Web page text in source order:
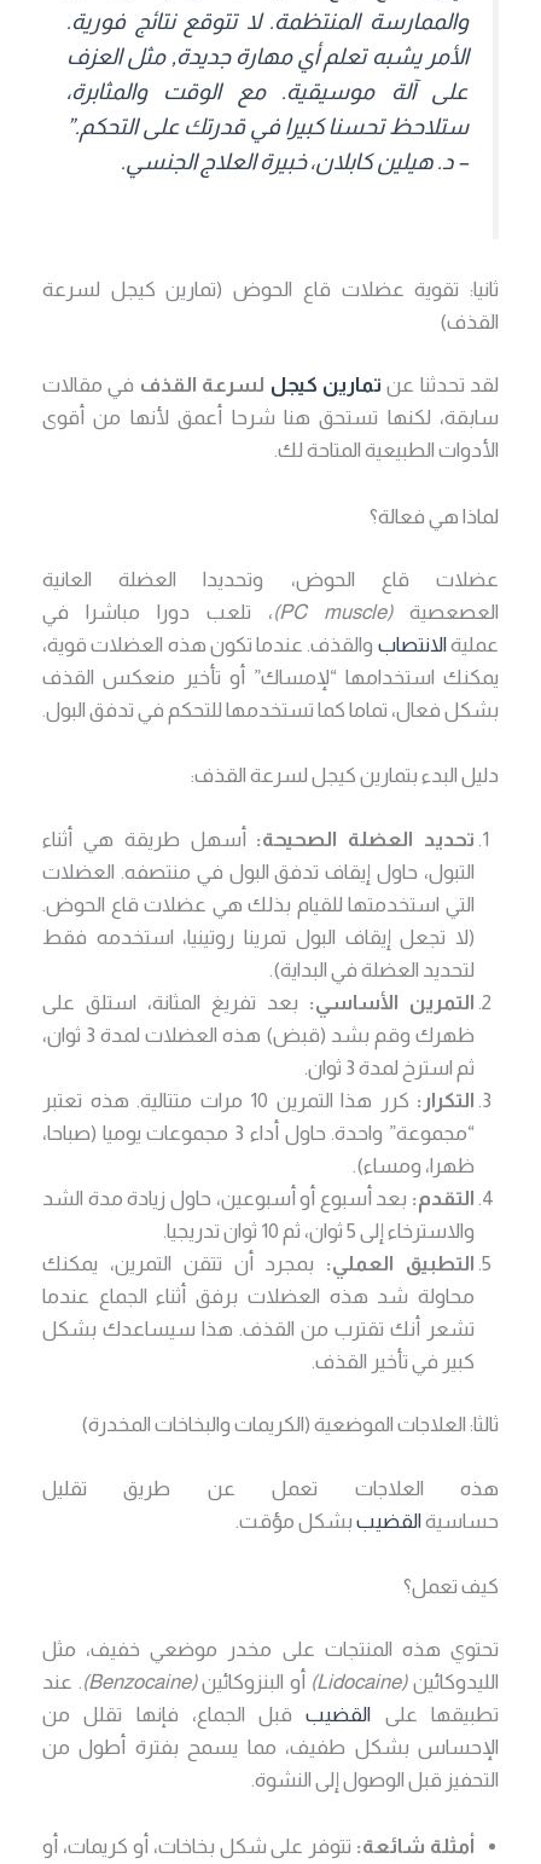
والممارسة المنتظمة. لا تتوقع نتائج فورية.
الأمر يشبه تعلم أي مهارة جديدة, مثل العزف
على آلة موسيقية. مع الوقت والمثابرة،
ستلاحظ تحسنا كبيرا في قدرتك على التحكم.”
– د. هيلين كابلان، خبيرة العلاج الجنسي.
ثانيا: تقوية عضلات قاع الحوض (تمارين كيجل لسرعة
القذف)
لقد تحدثنا عن تمارين كيجل لسرعة القذف في مقالات
سابقة، لكنها تستحق هنا شرحا أعمق لأنها من أقوى
الأدوات الطبيعية المتاحة لك.
لماذا هي فعالة؟
عضلات قاع الحوض، وتحديدا العضلة العانية
العصعصية(PC muscle)
، تلعب دورا مباشرا في
عمليةالانتصاب والقذف. عندما تكون هذه العضلات قوية،
يمكنك استخدامها “لإمساك” أو تأخير منعكس القذف
بشكل فعال، تماما كما تستخدمها للتحكم في تدفق البول.
دليل البدء بتمارين كيجل لسرعة القذف:
تحديد العضلة الصحيحة: أسهل طريقة هي أثناء
التبول، حاول إيقاف تدفق البول في منتصفه. العضلات
التي استخدمتها للقيام بذلك هي عضلات قاع الحوض.
(لا تجعل إيقاف البول تمرينا روتينيا، استخدمه فقط
لتحديد العضلة في البداية).
التمرين الأساسي: بعد تفريغ المثانة، استلق على
ظهرك وقم بشد (قبض) هذه العضلات لمدة 3 ثوان،
ثم استرخ لمدة 3 ثوان.
التكرار:
كرر هذا التمرين 10 مرات متتالية. هذه تعتبر
“مجموعة” واحدة. حاول أداء 3 مجموعات يوميا (صباحا،
ظهرا، ومساء).
التقدم: بعد أسبوع أو أسبوعين، حاول زيادة مدة الشد
والاسترخاء إلى 5 ثوان، ثم 10 ثوان تدريجيا.
التطبيق العملي: بمجرد أن تتقن التمرين، يمكنك
محاولة شد هذه العضلات برفق أثناء الجماع عندما
تشعر أنك تقترب من القذف. هذا سيساعدك بشكل
كبير في تأخير القذف.
ثالثا: العلاجات الموضعية (الكريمات والبخاخات المخدرة)
هذه العلاجات تعمل عن طريق تقليل
حساسيةالقضيب بشكل مؤقت.
كيف تعمل؟
تحتوي هذه المنتجات على مخدر موضعي خفيف، مثل
الليدوكائين(Lidocaine) أو البنزوكائين(Benzocaine)
. عند
تطبيقها على القضيبقبل الجماع، فإنها تقلل من
الإحساس بشكل طفيف، مما يسمح بفترة أطول من
التحفيز قبل الوصول إلى النشوة.
أمثلة شائعة: تتوفر على شكل بخاخات، أو كريمات، أو